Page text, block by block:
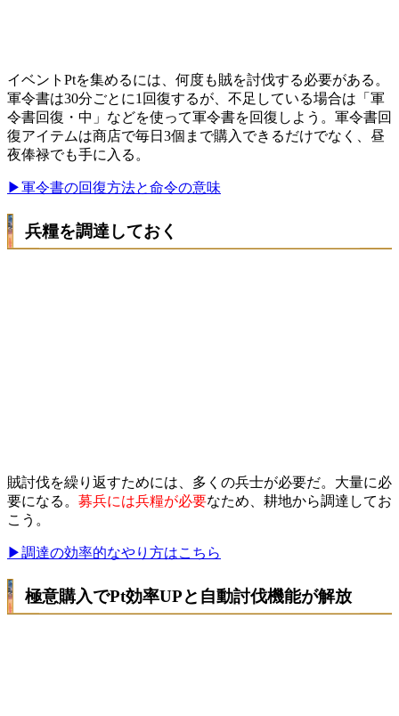
イベントPtを集めるには、何度も賊を討伐する必要がある。
軍令書は30分ごとに1回復するが、不足している場合は「軍
令書回復・中」などを使って軍令書を回復しよう。軍令書回
復アイテムは商店で毎日3個まで購入できるだけでなく、昼
夜俸禄でも手に入る。
▶軍令書の回復方法と命令の意味
兵糧を調達しておく
賊討伐を繰り返すためには、多くの兵士が必要だ。大量に必
要になる。 募兵には兵糧が必要なため、耕地から調達してお
こう。
▶調達の効率的なやり方はこちら
極意購入でPt効率UPと自動討伐機能が解放